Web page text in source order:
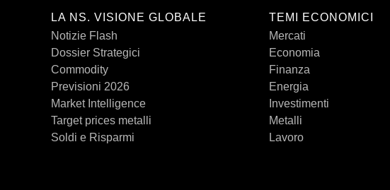
LA NS. VISIONE GLOBALE
Notizie Flash
Dossier Strategici
Commodity
Previsioni 2026
Market Intelligence
Target prices metalli
Soldi e Risparmi
TEMI ECONOMICI
Mercati
Economia
Finanza
Energia
Investimenti
Metalli
Lavoro